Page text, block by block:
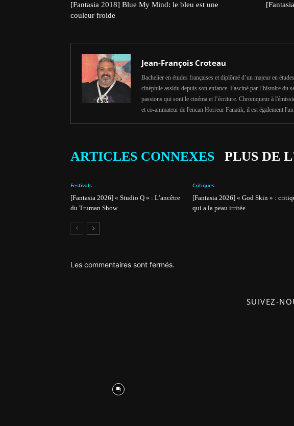
[Fantasia 2018] Blue My Mind: le bleu est une
couleur froide
Jean-François Croteau
Bachelier en études françaises et diplômé d’un majeur en
cinéphile assidu depuis son enfance. Fasciné par l’histoire du
passions qui sont le cinéma et l’écriture. Chroniqueur à
et co-animateur de l'encan Horreur Fanatik, il est également
ARTICLES CONNEXES PLUS DE
Festivals
[Fantasia 2026] « Studio Q » : L’ancêtre
du Truman Show
Critiques
[Fantasia 2026] « God Skin » :
qui a la peau irritée
Les commentaires sont fermés.
SUIVEZ-